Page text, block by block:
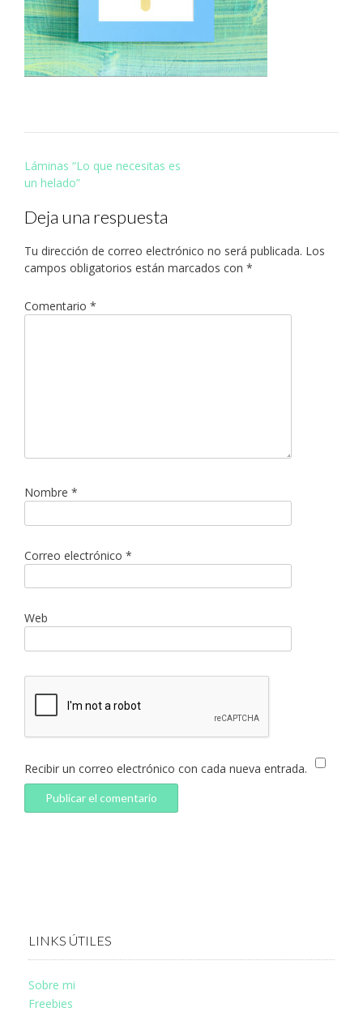
Navegación
de
Láminas “Lo que necesitas es
un helado”
Deja una respuesta
Tu dirección de correo electrónico no será publicada. Los
campos obligatorios están marcados con *
Comentario *
Nombre *
Correo electrónico *
Web
Recibir un correo electrónico con cada nueva entrada.
LINKS ÚTILES
Sobre mi
Freebies